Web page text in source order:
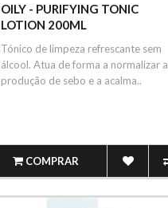
OILY - PURIFYING TONIC
LOTION 200ML
Tónico de limpeza refrescante sem
álcool. Atua de forma a normalizar a
produção de sebo e a acalma..
COMPRAR